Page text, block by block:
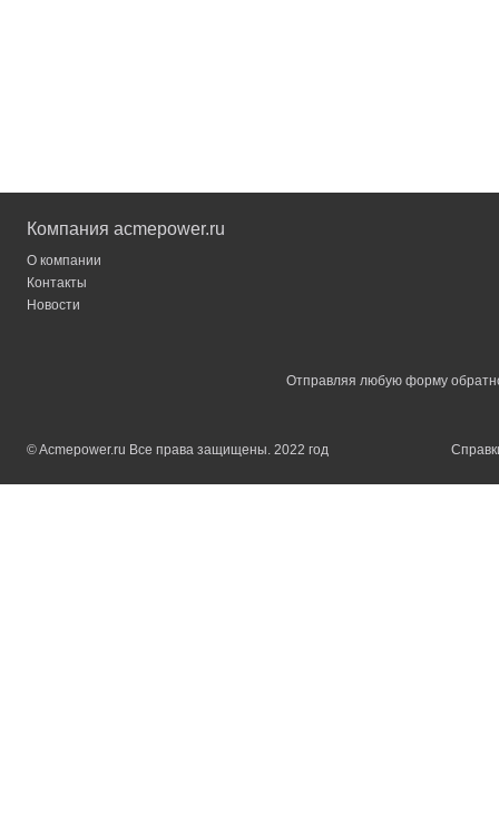
Компания acmepower.ru
О компании
Контакты
Новости
Отправляя любую форму
© Acmepower.ru Все права защищены. 2022 год